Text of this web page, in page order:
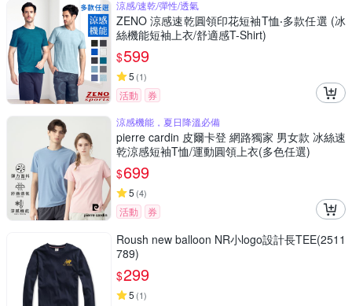
涼感/速乾/彈性/透氣
ZENO 涼感速乾圓領印花短袖T恤‧多款任選 (冰
絲機能短袖上衣/舒適感T-Shirt)
$599
5 (1)
活動
券
涼感機能，夏日降溫必備
pierre cardin 皮爾卡登 網路獨家 男女款 冰絲速
乾涼感短袖T恤/運動圓領上衣(多色任選)
$699
5 (4)
活動 券
Roush new balloon NR小logo設計長TEE(2511
789)
$299
5 (1)